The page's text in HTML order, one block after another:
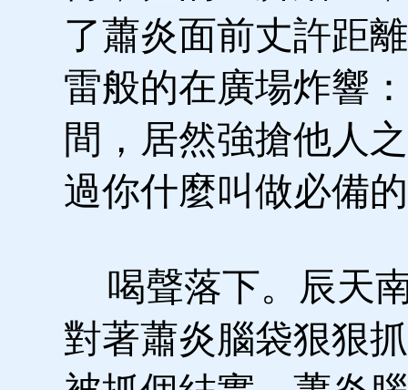
了蕭炎面前丈許距
雷般的在廣場炸響
間，居然強搶他人
過你什麼叫做必備
喝聲落下。辰天
對著蕭炎腦袋狠狠